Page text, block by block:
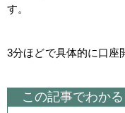
す。
3分ほどで具体的に口座
この記事でわかる